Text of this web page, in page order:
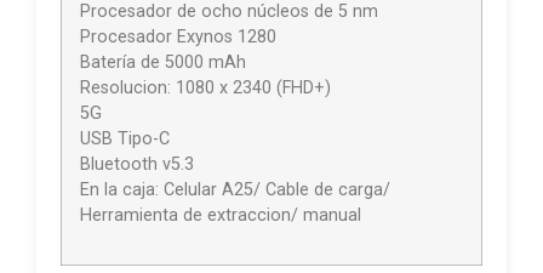
Procesador de ocho núcleos de 5 nm
Procesador Exynos 1280
Batería de 5000 mAh
Resolucion: 1080 x 2340 (FHD+)
5G
USB Tipo-C
Bluetooth v5.3
En la caja: Celular A25/ Cable de carga/
Herramienta de extraccion/ manual